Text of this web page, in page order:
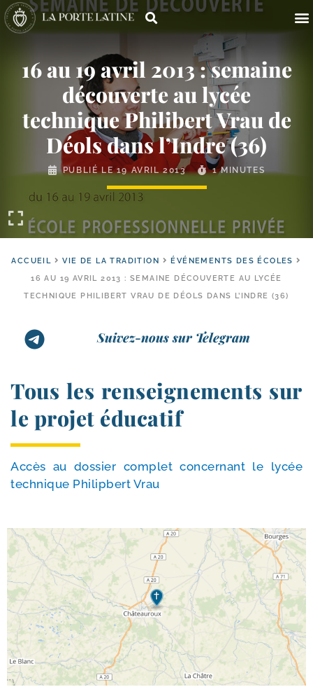
16 au 19 avril 2013 : semaine
découverte au lycée
technique Philibert Vrau de
Déols dans l’Indre (36)
PUBLIÉ LE19 AVRIL 2013 1 MINUTES
ACCUEIL VIE DE LA TRADITION
ÉVÉNEMENTS DES ÉCOLES
16 AU 19 AVRIL 2013 : SEMAINE DÉCOUVERTE AU LYCÉE
TECHNIQUE PHILIBERT VRAU DE DÉOLS DANS L’INDRE (36)
Suivez-nous sur Telegram
Tous les renseignements sur
le projet éducatif
Accès au dos­sier com­plet concer­nant le lycée
tech­nique Philipbert Vrau